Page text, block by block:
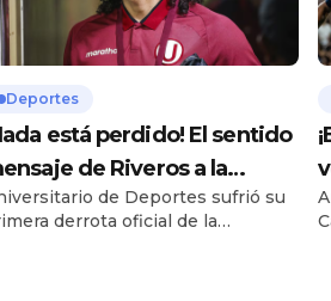
Deportes
está perdido! El sentido
de Riveros a la
tras la caída de la ‘U’
Andahuaylas
de Deportes sufrió su
derrota oficial de la